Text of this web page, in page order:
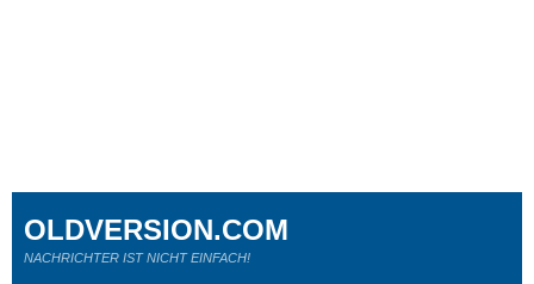
OLDVERSION.COM
NACHRICHTER IST NICHT EINFACH!